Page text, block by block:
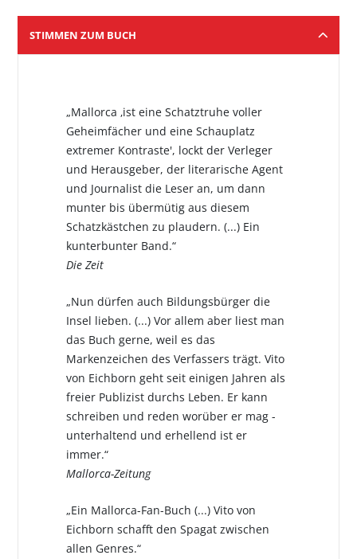
STIMMEN ZUM BUCH
„Mallorca ‚ist eine Schatztruhe voller
Geheimfächer und eine Schauplatz
extremer Kontraste', lockt der Verleger
und Herausgeber, der literarische Agent
und Journalist die Leser an, um dann
munter bis übermütig aus diesem
Schatzkästchen zu plaudern. (...) Ein
kunterbunter Band.“
Die Zeit
„Nun dürfen auch Bildungsbürger die
Insel lieben. (...) Vor allem aber liest man
das Buch gerne, weil es das
Markenzeichen des Verfassers trägt. Vito
von Eichborn geht seit einigen Jahren als
freier Publizist durchs Leben. Er kann
schreiben und reden worüber er mag -
unterhaltend und erhellend ist er
immer.“
Mallorca-Zeitung
„Ein Mallorca-Fan-Buch (...) Vito von
Eichborn schafft den Spagat zwischen
allen Genres.“